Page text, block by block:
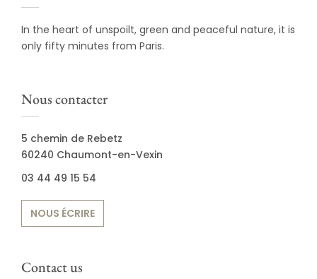
In the heart of unspoilt, green and peaceful nature, it is
only fifty minutes from Paris.
Nous contacter
5 chemin de Rebetz
60240 Chaumont-en-Vexin
03 44 49 15 54
NOUS ÉCRIRE
Contact us